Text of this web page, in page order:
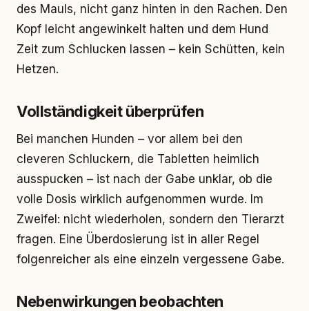
des Mauls, nicht ganz hinten in den Rachen. Den
Kopf leicht angewinkelt halten und dem Hund
Zeit zum Schlucken lassen – kein Schütten, kein
Hetzen.
Vollständigkeit überprüfen
Bei manchen Hunden – vor allem bei den
cleveren Schluckern, die Tabletten heimlich
ausspucken – ist nach der Gabe unklar, ob die
volle Dosis wirklich aufgenommen wurde. Im
Zweifel: nicht wiederholen, sondern den Tierarzt
fragen. Eine Überdosierung ist in aller Regel
folgenreicher als eine einzeln vergessene Gabe.
Nebenwirkungen beobachten